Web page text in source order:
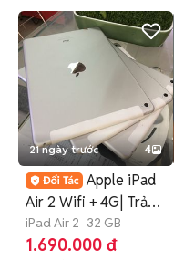
21 ngày trước 4
Apple iPad
Air 2 Wifi + 4G| Trả
Góp Online
iPad Air 2 32 GB
1.690.000 đ